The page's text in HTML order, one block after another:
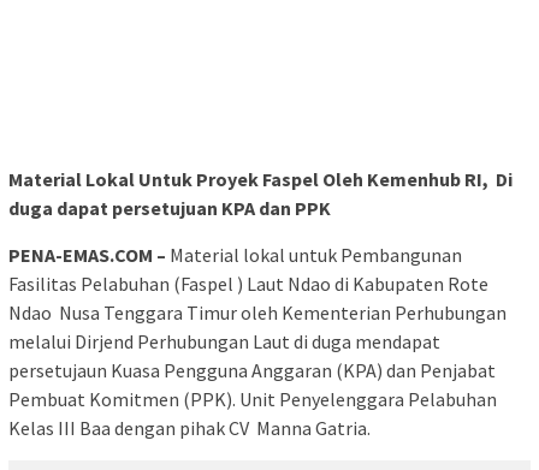
Material Lokal Untuk Proyek Faspel Oleh Kemenhub RI, Di
duga dapat persetujuan KPA dan PPK
PENA-EMAS.COM – Material lokal untuk Pembangunan
Fasilitas Pelabuhan (Faspel ) Laut Ndao di Kabupaten Rote
Ndao Nusa Tenggara Timur oleh Kementerian Perhubungan
melalui Dirjend Perhubungan Laut di duga mendapat
persetujaun Kuasa Pengguna Anggaran (KPA) dan Penjabat
Pembuat Komitmen (PPK). Unit Penyelenggara Pelabuhan
Kelas III Baa dengan pihak CV Manna Gatria.